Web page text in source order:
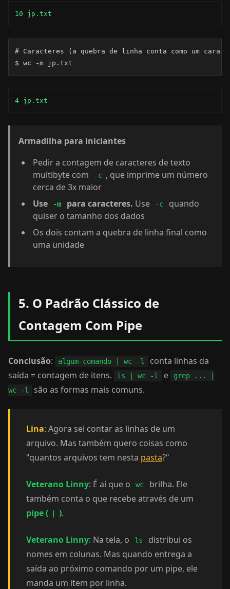
10 jp.txt
# Caracteres (a quebra de linha conta como um
$ wc -m jp.txt
4 jp.txt
Armadilha para iniciantes
Pedir a contagem de caracteres de texto
multibyte com
-c , que imprime um número
cerca de 3x maior
Use
-m para caracteres. Use -c
quando
quiser o tamanho dos dados
Os dois contam a quebra de linha final como
uma unidade
5. O Padrão Clássico de
Contagem Com Pipe
Conclusão: algum-comando | wc -l
conta linhas da
saída = contagem de itens.
ls | wc -l e
grep ... |
wc -l
são as formas mais comuns.
Lina: Agora sei contar as linhas de um
arquivo. Mas também quero coisas como
"quantos arquivos tem nesta pasta?"
Veterano Linny: É aí que o wc
brilha. Ele
também conta o que recebe através de um
pipe (
).
Veterano Linny: Na tela, o ls
distribui os
nomes em colunas. Mas quando entrega a
saída ao próximo comando por um pipe, ele
manda um item por linha.